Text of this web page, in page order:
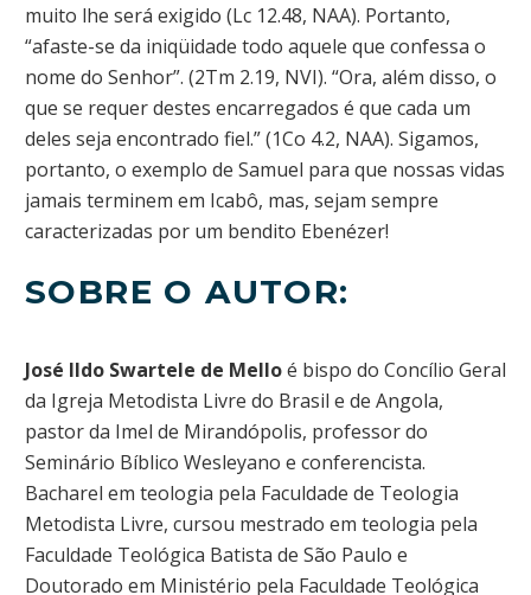
muito lhe será exigido (Lc 12.48, NAA). Portanto,
“afaste-se da iniqüidade todo aquele que confessa o
nome do Senhor”. (2Tm 2.19, NVI). “Ora, além disso, o
que se requer destes encarregados é que cada um
deles seja encontrado fiel.” (1Co 4.2, NAA). Sigamos,
portanto, o exemplo de Samuel para que nossas vidas
jamais terminem em Icabô, mas, sejam sempre
caracterizadas por um bendito Ebenézer!
SOBRE O AUTOR:
José Ildo Swartele de Melloé bispo do Concílio Geral
da Igreja Metodista Livre do Brasil e de Angola,
pastor da Imel de Mirandópolis, professor do
Seminário Bíblico Wesleyano e conferencista.
Bacharel em teologia pela Faculdade de Teologia
Metodista Livre, cursou mestrado em teologia pela
Faculdade Teológica Batista de São Paulo e
Doutorado em Ministério pela Faculdade Teológica